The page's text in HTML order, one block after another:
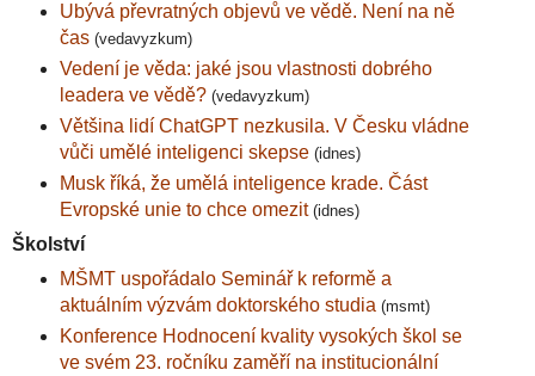
Ubývá převratných objevů ve vědě. Není na ně
čas (vedavyzkum)
Vedení je věda: jaké jsou vlastnosti dobrého
leadera ve vědě? (vedavyzkum)
Většina lidí ChatGPT nezkusila. V Česku vládne
vůči umělé inteligenci skepse (idnes)
Musk říká, že umělá inteligence krade. Část
Evropské unie to chce omezit (idnes)
Školství
MŠMT uspořádalo Seminář k reformě a
aktuálním výzvám doktorského studia (msmt)
Konference Hodnocení kvality vysokých škol se
ve svém 23. ročníku zaměří na institucionální